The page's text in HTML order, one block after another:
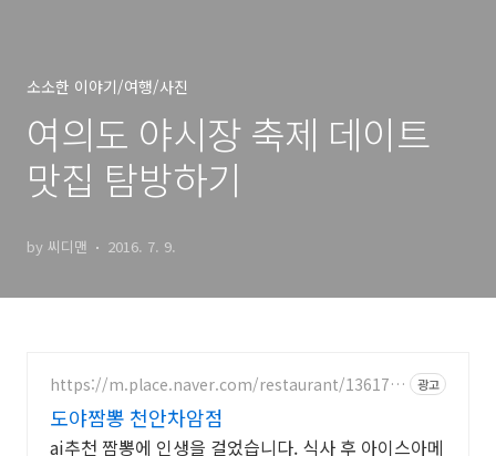
소소한 이야기/여행/사진
여의도 야시장 축제 데이트
맛집 탐방하기
by 씨디맨 2016. 7. 9.
https://m.place.naver.com/restaurant/136170
광고
도야짬뽕 천안차암점
ai추천 짬뽕에 인생을 걸었습니다. 식사 후 아이스아메